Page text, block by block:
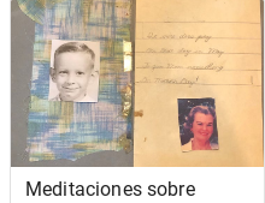
Meditaciones sobre